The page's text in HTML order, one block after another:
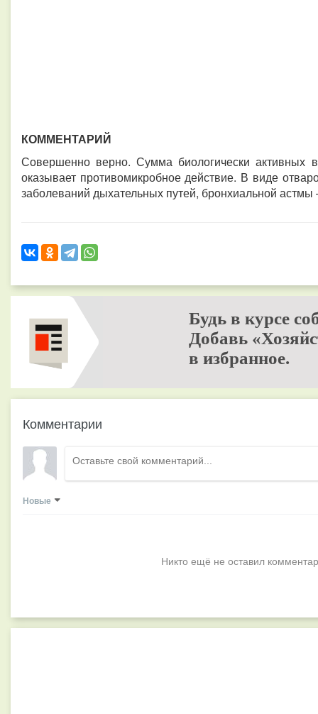
КОММЕНТАРИЙ
Совершенно верно. Сумма биологически
оказывает противомикробное действие. В виде
заболеваний дыхательных путей, бронхиальной астмы
Будь в курсе
Добавь
в избранное.
Комментарии
Новые
Никто ещё не оставил